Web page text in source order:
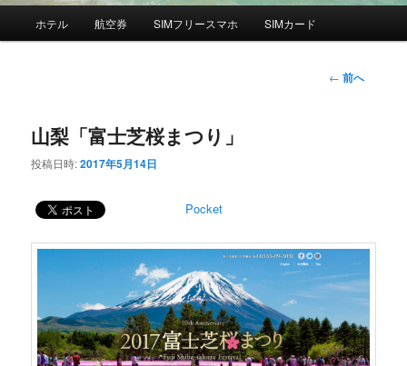
メ
コ
テ
へ
ホテル 航空券 SIMフリースマホ SIMカード
投
← 前へ
山梨「富士芝桜まつり」
投稿日時:2017年5月14日
Pocket